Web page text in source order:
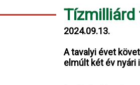
Tízmilliárd
2024.09.13.
A tavalyi évet
elmúlt két év nyári